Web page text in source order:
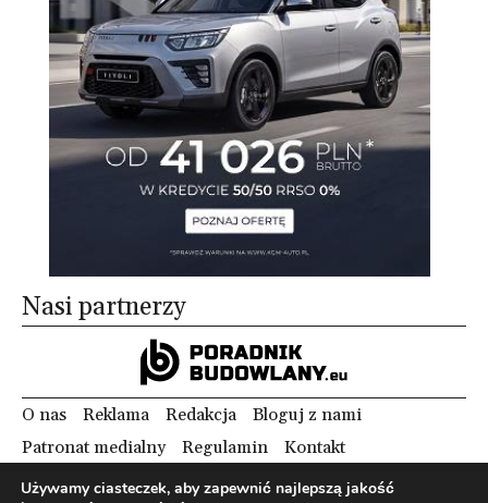
Nasi partnerzy
O nas Reklama Redakcja
Bloguj z nami
Patronat medialny
Regulamin Kontakt
Używamy ciasteczek, aby zapewnić najlepszą jakość